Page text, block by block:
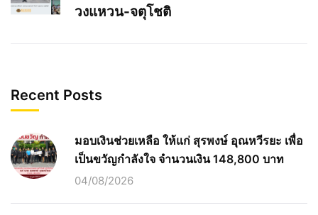
วงแหวน-จตุโชติ
Recent Posts
มอบเงินช่วยเหลือ ให้แก่ สุรพงษ์ อุณหวีรยะ เพื่อ
เป็นขวัญกำลังใจ จำนวนเงิน 148,800 บาท
04/08/2026